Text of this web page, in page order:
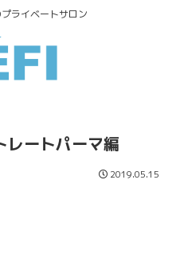
ライベートサロン
ートパーマ編
2019.05.15